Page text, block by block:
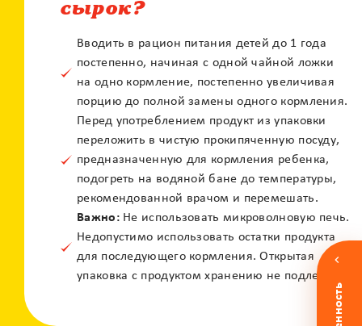
X
Контакт центр
зконтактують з вами
сырок?
Вводить в рацион питания детей до 1 года
постепенно, начиная с одной чайной ложки
на одно кормление, постепенно увеличивая
порцию до полной замены одного кормления.
Перед употреблением продукт из упаковки
переложить в чистую прокипяченную посуду,
предназначенную для кормления ребенка,
подогреть на водяной бане до температуры,
рекомендованной врачом и перемешать.
Важно:Не использовать микроволновую печь.
Недопустимо использовать остатки продукта
для последующего кормления. Открытая
упаковка с продуктом хранению не подлежит.